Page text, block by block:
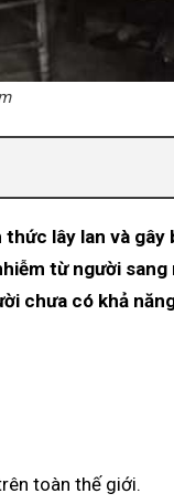
lây lan và gây
từ người
chưa có khả
toàn thế giới.